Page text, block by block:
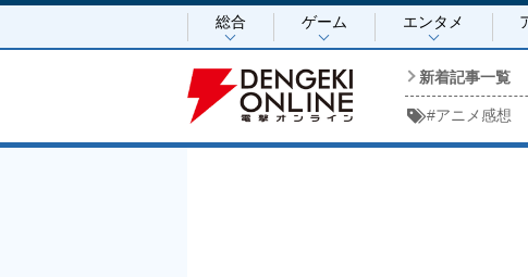
総合 ゲーム エンタメ
新着記事一覧
#アニメ感想